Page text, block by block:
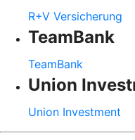
R+V Versicherung
TeamBank
TeamBank
Union
Union Investment